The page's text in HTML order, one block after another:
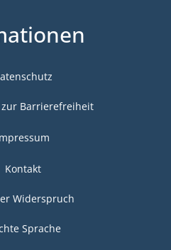
Barrierefreiheit
Kontakt
Widerspruch
Sprache